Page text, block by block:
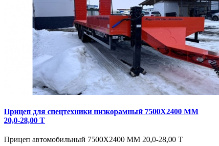
Прицеп для спецтехники низкорамный 7500Х2400 ММ
20,0-28,00 Т
Прицеп автомобильный 7500Х2400 ММ 20,0-28,00 Т